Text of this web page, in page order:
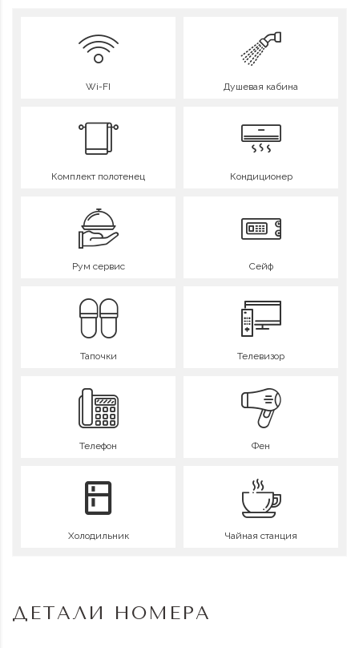
Wi-FI Душевая кабина
Комплект полотенец Кондиционер
Рум сервис Сейф
Тапочки Телевизор
Телефон Фен
Холодильник Чайная станция
ДЕТАЛИ НОМЕРА